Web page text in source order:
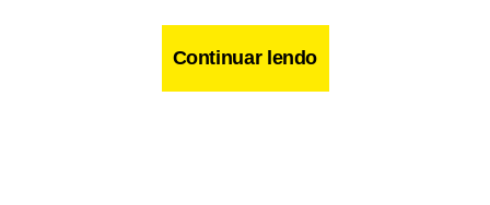
Facebook
WhatsApp
LinkedIn
Twitter
X Telegram
Share
Continuar lendo